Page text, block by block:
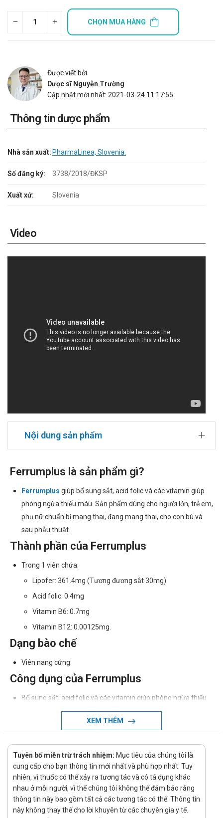
CHỌN MUA HÀNG
Được viết bởi
Dược sĩ Nguyễn Trường
Cập nhật mới nhất: 2021-03-24 11:17:55
Thông tin dược phẩm
Nhà sản xuất: PharmaLinea, Slovenia.
Số đăng ký: 3738/2018/ĐKSP
Xuất xứ: Slovenia
Video
Nội dung sản phẩm
Ferrumplus là sản phẩm gì?
Ferrumplus giúp bổ sung sắt, acid folic và các vitamin giúp
phòng ngừa thiếu máu. Sản phẩm dùng cho người lớn, trẻ em,
phụ nữ chuẩn bị mang thai, đang mang thai, cho con bú và
sau phẫu thuật.
Thành phần của Ferrumplus
Trong 1 viên chứa:
Lipofer: 361.4mg (Tương đương sắt 30mg)
Acid folic: 0.4mg
Vitamin B6: 0.7mg
Vitamin B12: 0.00125mg.
Dạng bào chế
Viên nang cứng.
Công dụng của Ferrumplus
Bổ sung sắt, acid folic và các vitamin giúp phòng ngừa thiếu
máu do thiếu sắt.
Chỉ định của Ferrumplus
Trẻ em và người lớn thiếu máu do thiếu sắt, mất máu.
Bệnh nhân sau phẫu thuật.
Phụ nữ chuẩn bị mang thai, đang mang thai, cho con bú.
Chống chỉ định của Ferrumplus
Không dùng cho người mẫn cảm với bất cứ thành phần nào
XEM THÊM
Tuyên bố miễn trừ trách nhiệm: Mục tiêu của chúng tôi là
cung cấp cho bạn thông tin mới nhất và phù hợp nhất. Tuy
nhiên, vì thuốc có thể xảy ra tương tác và có tá dụng khác
nhau ở mỗi người, vì thế chúng tôi không thể đảm bảo rằng
thông tin này bao gồm tất cả các tương tác có thể. Thông tin
này không thay thế cho lời khuyên từ các chuyên gia y tế.